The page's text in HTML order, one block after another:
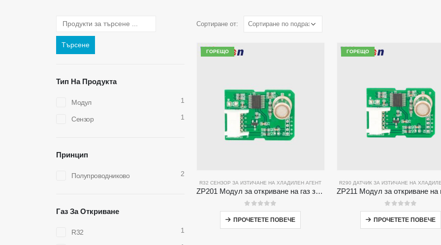
Сортиране от:
ГОРЕЩО
R32 СЕНЗОР ЗА ИЗТИЧАНЕ НА ХЛАДИЛЕН АГЕНТ
ZP201 Модул за откриване на газ за хладилен газ | Висока чувствителност R32 сензор за изтичане
0от 5
ПРОЧЕТЕТЕ ПОВЕЧЕ
ГОРЕЩО
R290 ДАТЧИК ЗА ИЗТИЧАНЕ НА
0от 5
ПРОЧЕТЕТЕ ПОВЕЧЕ
Търсене
Тип На Продукта
Модул 1
Сензор 1
Принцип
Полупроводниково 2
Газ За Откриване
R32 1